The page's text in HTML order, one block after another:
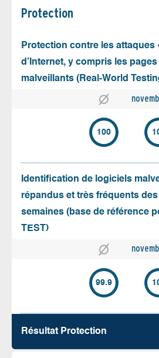
Protection
Protection contre les attaques
d’Internet, y compris les
malveillants (Real-World
100
Identification de logiciels
répandus et très fréquents
semaines (base de référence
TEST)
99.9
Résultat Protection